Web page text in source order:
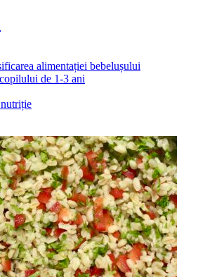
alimentației bebelușului
de 1-3 ani